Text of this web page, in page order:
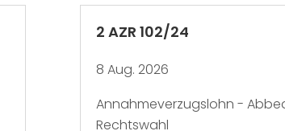
2 AZR 102/24
8 Aug. 2026
Annahmeverzugslohn -
Rechtswahl